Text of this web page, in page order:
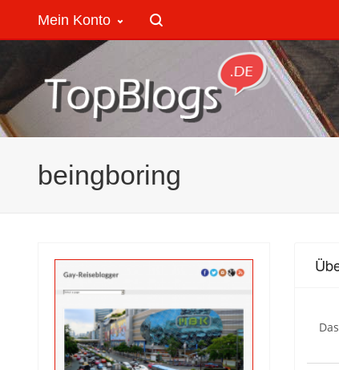
Mein Konto
beingboring